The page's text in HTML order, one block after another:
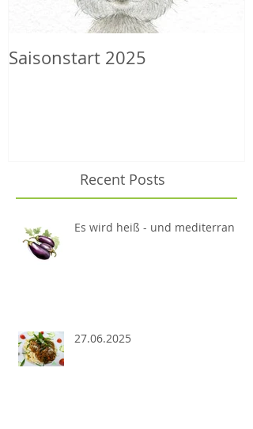
Saisonstart 2025
Recent Posts
Es wird heiß - und mediterran
27.06.2025